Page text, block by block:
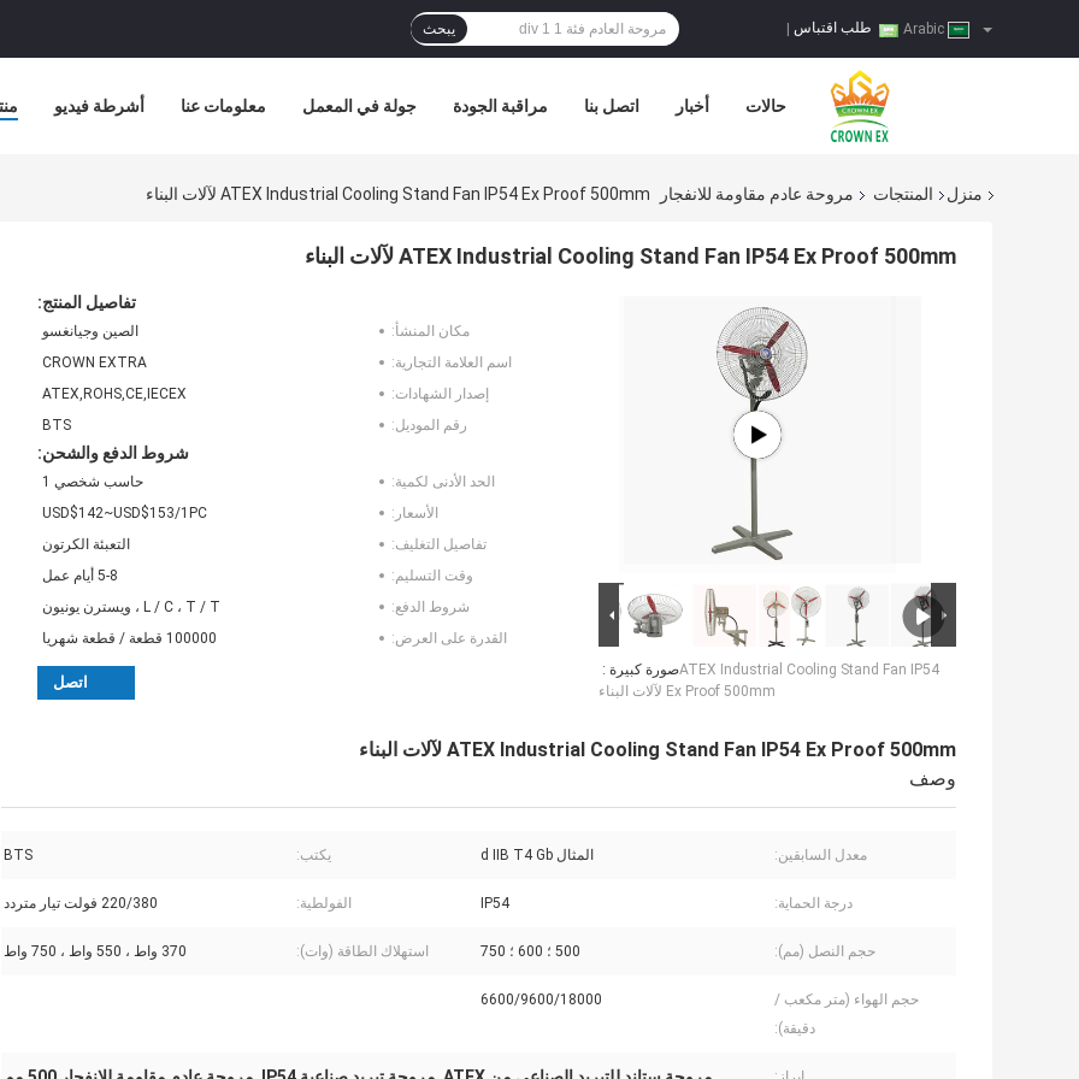
طلب اقتباس يبحث
أشرطة فيديو معلومات عنا جولة في المعمل مراقبة الجودة اتصل بنا أخبار حالات
منزل المنتجات مروحة عادم مقاومة للانفجار ATEX Industrial Cooling Stand Fan IP54 Ex Proof 500mm لآلات البناء
ATEX Industrial Cooling Stand Fan IP54 Ex Proof 500mm لآلات البناء
صورة كبيرة :ATEX Industrial Cooling Stand Fan IP54
Ex Proof 500mm لآلات البناء
تفاصيل المنتج:
مكان المنشأ:
الصين وجيانغسو
اسم العلامة التجارية:
CROWN EXTRA
إصدار الشهادات:
ATEX,ROHS,CE,IECEX
رقم الموديل:
BTS
شروط الدفع والشحن:
الحد الأدنى لكمية:
حاسب شخصي 1
الأسعار:
USD$142~USD$153/1PC
تفاصيل التغليف:
التعبئة الكرتون
وقت التسليم:
5-8 أيام عمل
شروط الدفع:
L / C ، T / T ، ويسترن يونيون
القدرة على العرض:
100000 قطعة / قطعة شهريا
اتصل
ATEX Industrial Cooling Stand Fan IP54 Ex Proof 500mm لآلات البناء
وصف
معدل السابقين: المثال d IIB T4 Gb يكتب: BTS
درجة الحماية: IP54 الفولطية: 220/380 فولت تيار متردد
حجم النصل (مم): 500 ؛ 600 ؛ 750 استهلاك الطاقة (وات): 370 واط ، 550 واط ، 750 واط
حجم الهواء (متر مكعب /
دقيقة):
6600/9600/18000